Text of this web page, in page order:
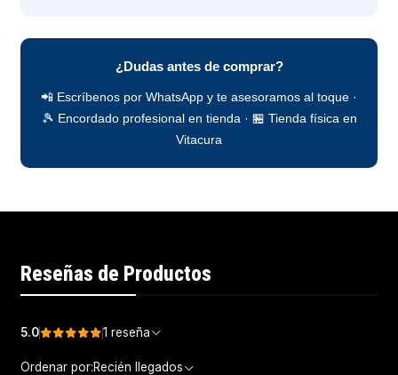
¿Dudas antes de comprar?
📲 Escríbenos por WhatsApp y te asesoramos al toque ·
🎾 Encordado profesional en tienda · 🏪 Tienda física en
Vitacura
Reseñas de Productos
5.0 1 reseña
Ordenar por:Recién llegados